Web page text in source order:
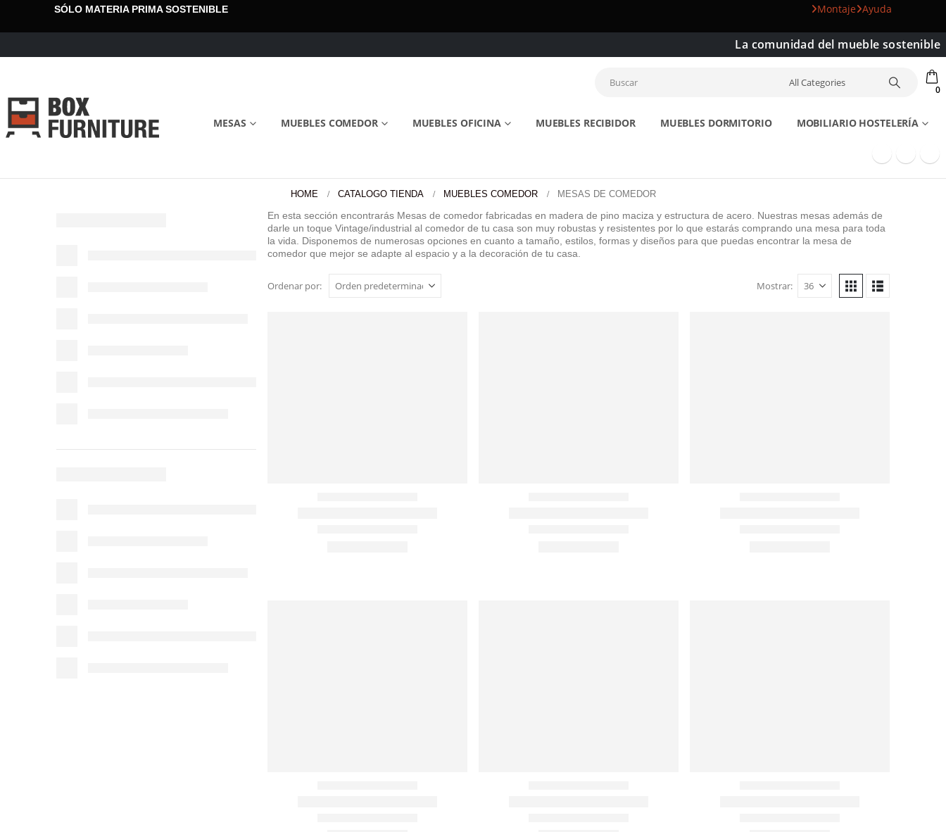
SÓLO MATERIA PRIMA SOSTENIBLE Montaje Ayuda
La comunidad del mueble sostenible
0
MESAS MUEBLES COMEDOR MUEBLES OFICINA MUEBLES RECIBIDOR MUEBLES DORMITORIO MOBILIARIO HOSTELERÍA
HOME CATALOGO TIENDA MUEBLES COMEDOR MESAS DE COMEDOR
En esta sección encontrarás Mesas de comedor fabricadas en madera de pino maciza y estructura de acero. Nuestras mesas además de
darle un toque Vintage/industrial al comedor de tu casa son muy robustas y resistentes por lo que estarás comprando una mesa para toda
la vida. Disponemos de numerosas opciones en cuanto a tamaño, estilos, formas y diseños para que puedas encontrar la mesa de
comedor que mejor se adapte al espacio y a la decoración de tu casa.
Ordenar por: Mostrar: